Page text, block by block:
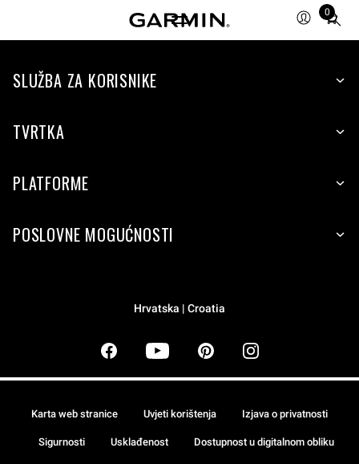
0
Total
items
cart:
SLUŽBA ZA KORISNIKE
TVRTKA
PLATFORME
POSLOVNE MOGUĆNOSTI
Hrvatska | Croatia
Karta web stranice Uvjeti korištenja Izjava o privatnosti
Sigurnosti Usklađenost Dostupnost u digitalnom obliku